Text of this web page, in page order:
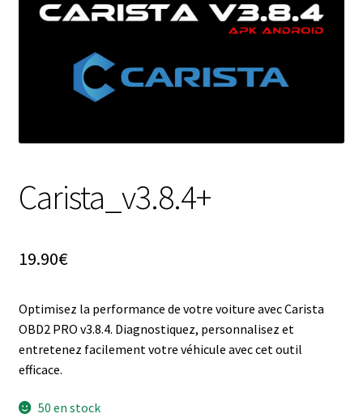
Carista_v3.8.4+
19.90€
Optimisez la performance de votre voiture avec Carista
OBD2 PRO v3.8.4. Diagnostiquez, personnalisez et
entretenez facilement votre véhicule avec cet outil
efficace.
50 en stock